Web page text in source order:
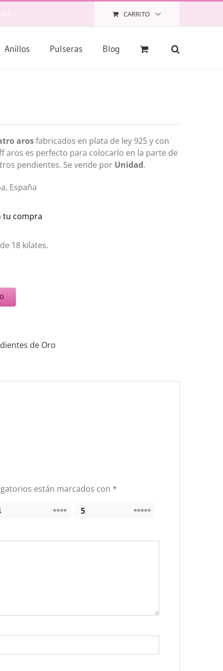
CARRITO
Anillos Pulseras Blog
arosfabricados en plata de ley 925 y con
aros es perfecto para colocarlo en la parte de
pendientes. Se vende por Unidad.
España
tu compra
18 kilates.
de Oro
están marcados con *
5